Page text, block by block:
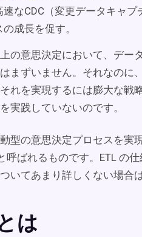
速なCDC（変更データキャ
の成長を促す。
の意思決定において、デー
まずいません。それなのに
れを実現するには膨大な戦
実践していないのです。
型の意思決定プロセスを実
呼ばれるものです。ETL の仕
いてあまり詳しくない場合
は